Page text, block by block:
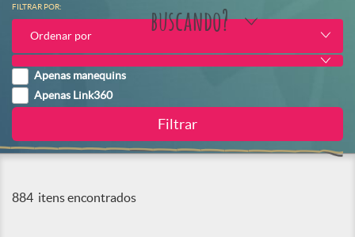
buscando?
FILTRAR POR:
Ordenar por
Apenas manequins
Apenas Link360
884 itens encontrados